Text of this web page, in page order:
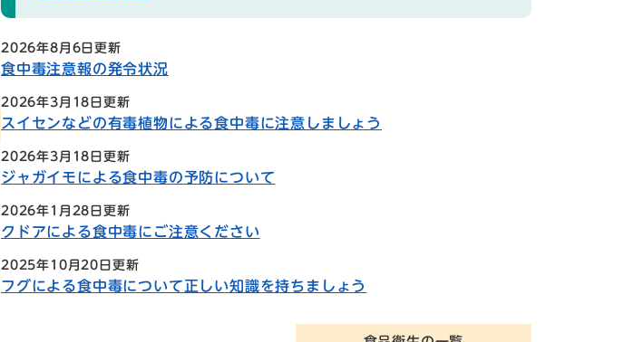
2026年8月6日更新
食中毒注意報の発令状況
2026年3月18日更新
スイセンなどの有毒植物による食中毒に注意しましょう
2026年3月18日更新
ジャガイモによる食中毒の予防について
2026年1月28日更新
クドアによる食中毒にご注意ください
2025年10月20日更新
フグによる食中毒について正しい知識を持ちましょう